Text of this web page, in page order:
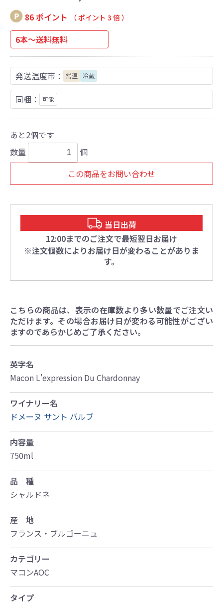
86 ポイント
（ ポイント 3 倍 ）
6本～送料無料
発送温度帯： 常温 冷蔵
同梱： 可能
あと2個です
数量
個
この商品をお問い合わせ
当日出荷
12:00までのご注文で最短翌日お届け
※注文個数によりお届け日が変わることがありま
す。
こちらの商品は、表示の在庫数より多い数量でご注文い
ただけます。その場合お届け日が変わる可能性がござい
ますのであらかじめご了承ください。
英字名
Macon L'expression Du Chardonnay
ワイナリー名
ドメーヌ サント バルブ
内容量
750ml
品 種
シャルドネ
産 地
フランス・ブルゴーニュ
カテゴリー
マコンAOC
タイプ